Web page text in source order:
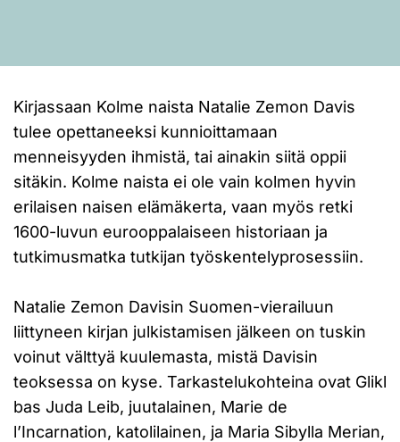
Kirjassaan Kolme naista Natalie Zemon Davis
tulee opettaneeksi kunnioittamaan
menneisyyden ihmistä, tai ainakin siitä oppii
sitäkin. Kolme naista ei ole vain kolmen hyvin
erilaisen naisen elämäkerta, vaan myös retki
1600-luvun eurooppalaiseen historiaan ja
tutkimusmatka tutkijan työskentelyprosessiin.
Natalie Zemon Davisin Suomen-vierailuun
liittyneen kirjan julkistamisen jälkeen on tuskin
voinut välttyä kuulemasta, mistä Davisin
teoksessa on kyse. Tarkastelukohteina ovat Glikl
bas Juda Leib, juutalainen, Marie de
l’Incarnation, katolilainen, ja Maria Sibylla Merian,